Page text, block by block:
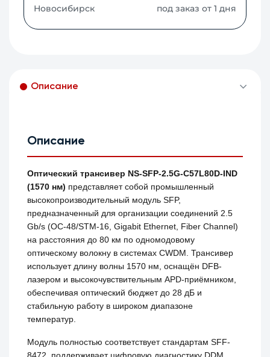
Новосибирск
под заказ от 1 дня
Описание
Описание
Оптический трансивер NS-SFP-2.5G-C57L80D-IND
(1570 нм) представляет собой промышленный
высокопроизводительный модуль SFP,
предназначенный для организации соединений 2.5
Gb/s (OC-48/STM-16, Gigabit Ethernet, Fiber Channel)
на расстояния до 80 км по одномодовому
оптическому волокну в системах CWDM. Трансивер
использует длину волны 1570 нм, оснащён DFB-
лазером и высокочувствительным APD-приёмником,
обеспечивая оптический бюджет до 28 дБ и
стабильную работу в широком диапазоне
температур.
Модуль полностью соответствует стандартам SFF-